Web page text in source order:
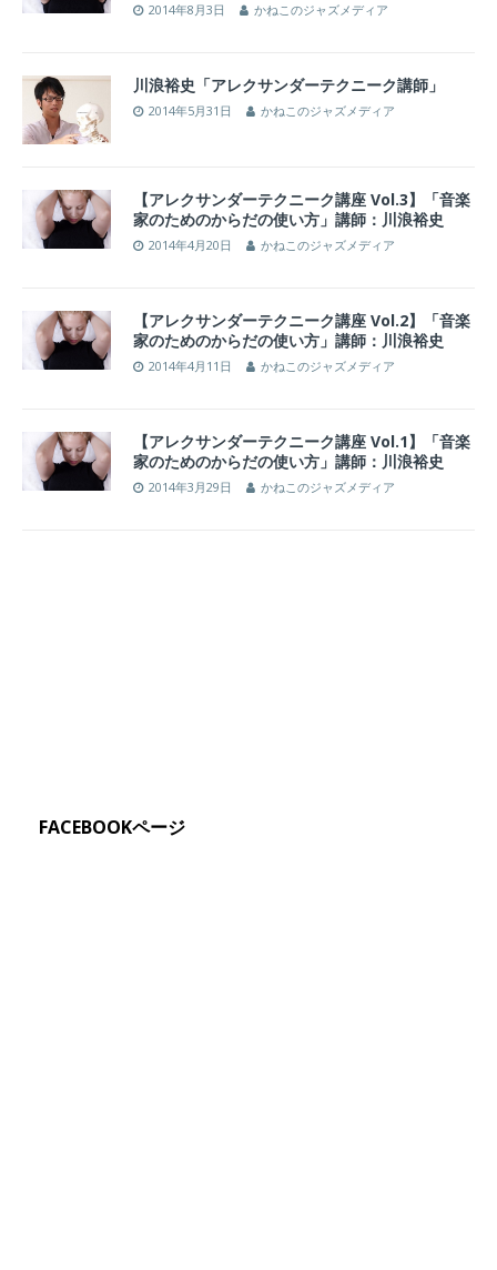
2014年8月3日 かねこのジャズメディア
川浪裕史「アレクサンダーテクニーク講師」
2014年5月31日 かねこのジャズメディア
【アレクサンダーテクニーク講座 Vol.3】「音楽
家のためのからだの使い方」講師：川浪裕史
2014年4月20日 かねこのジャズメディア
【アレクサンダーテクニーク講座 Vol.2】「音楽
家のためのからだの使い方」講師：川浪裕史
2014年4月11日 かねこのジャズメディア
【アレクサンダーテクニーク講座 Vol.1】「音楽
家のためのからだの使い方」講師：川浪裕史
2014年3月29日 かねこのジャズメディア
FACEBOOKページ